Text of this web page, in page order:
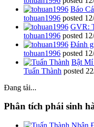
Báo
tohuan1996 posted
GVR:
tohuan1996 posted
Đánh
tohuan1996 posted
Bật
Tuấn Thành posted
Đang tải...
Phân tích phái sinh